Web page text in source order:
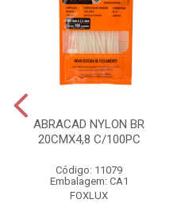
ABRACAD NYLON BR
20CMX4,8 C/100PC
Código: 11079
Embalagem: CA1
FOXLUX